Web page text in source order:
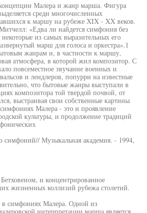
Малера и жанр марша. Фигура
среди многочисленных
к маршу на рубеже XIX - XX веков.
«Едва ли найдется симфония без
из самых выразительных его
марш для голоса и оркестра».1
жанрам и, в частности к маршу,
атмосфера, в которой жил композитор. С
повсеместное звучание военных и
и лендлеров, попурри на известные
что бытовые жанры выступали в
композитора той твердой почвой, от
выстраивая свои собственные картины
Малера - это и проявление
культуры, и продолжение традиций
Музыкальная академия. - 1994,
и концентрированное
жизненных коллизий рубежа столетий.
симфониях Малера. Одной из